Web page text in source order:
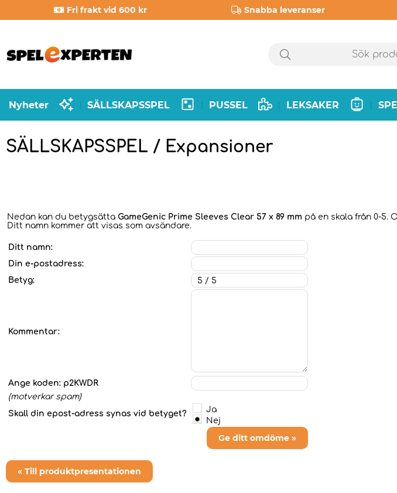
Fri frakt vid 600 kr Snabba leveranser
Nyheter SÄLLSKAPSSPEL PUSSEL LEKSAKER
SÄLLSKAPSSPEL / Expansioner
Nedan kan du betygsätta GameGenic Prime Sleeves Clear 57 x 89 mm på en skala från 0-5.
Ditt namn kommer att visas som avsändare.
Ditt namn:
Din e-postadress:
Betyg:
Kommentar:
Ange koden: p2KWDR
(motverkar spam)
Skall din epost-adress synas vid betyget?
Ja
Nej
Ge ditt omdöme »
« Till produktpresentationen